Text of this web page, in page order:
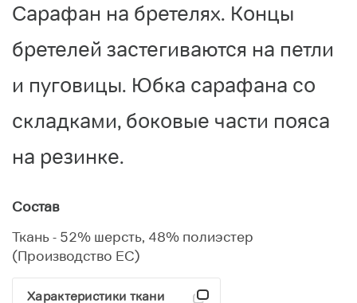
Сарафан на бретелях. Концы
бретелей застегиваются на петли
и пуговицы. Юбка сарафана со
складками, боковые части пояса
на резинке.
Состав
Ткань - 52% шерсть, 48% полиэстер
(Производство ЕС)
Характеристики ткани